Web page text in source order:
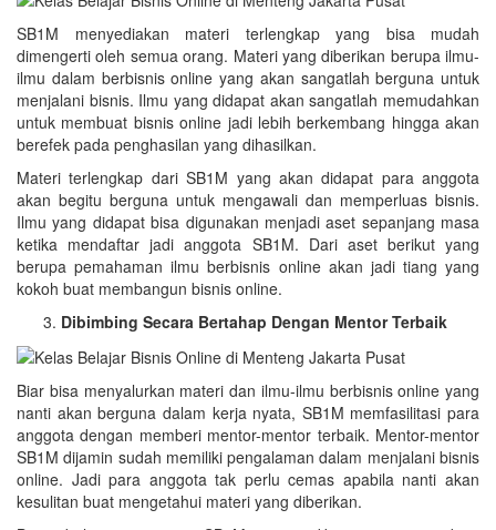
SB1M menyediakan materi terlengkap yang bisa mudah
dimengerti oleh semua orang. Materi yang diberikan berupa ilmu-
ilmu dalam berbisnis online yang akan sangatlah berguna untuk
menjalani bisnis. Ilmu yang didapat akan sangatlah memudahkan
untuk membuat bisnis online jadi lebih berkembang hingga akan
berefek pada penghasilan yang dihasilkan.
Materi terlengkap dari SB1M yang akan didapat para anggota
akan begitu berguna untuk mengawali dan memperluas bisnis.
Ilmu yang didapat bisa digunakan menjadi aset sepanjang masa
ketika mendaftar jadi anggota SB1M. Dari aset berikut yang
berupa pemahaman ilmu berbisnis online akan jadi tiang yang
kokoh buat membangun bisnis online.
Dibimbing Secara Bertahap Dengan Mentor Terbaik
Biar bisa menyalurkan materi dan ilmu-ilmu berbisnis online yang
nanti akan berguna dalam kerja nyata, SB1M memfasilitasi para
anggota dengan memberi mentor-mentor terbaik. Mentor-mentor
SB1M dijamin sudah memiliki pengalaman dalam menjalani bisnis
online. Jadi para anggota tak perlu cemas apabila nanti akan
kesulitan buat mengetahui materi yang diberikan.